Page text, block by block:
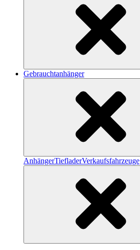
Gebrauchtanhänger
AnhängerTiefladerVerkaufsfahrzeuge